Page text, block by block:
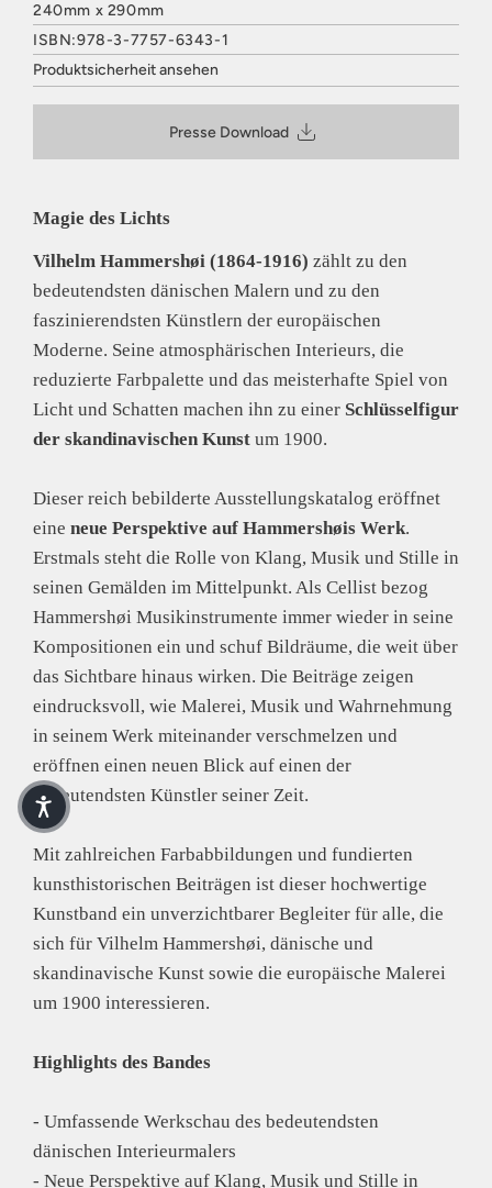
240mm x 290mm
ISBN:978-3-7757-6343-1
Produktsicherheit ansehen
HATJE CANTZ VERLAG
Deutschland
Sicherheitshinweis entsprechend Art. 9 Abs. 7 S. 2 der
GPSR
Presse Download
Magie des Lichts
Vilhelm Hammershøi (1864-1916) zählt zu den
bedeutendsten dänischen Malern und zu den
faszinierendsten Künstlern der europäischen
Moderne. Seine atmosphärischen Interieurs, die
reduzierte Farbpalette und das meisterhafte Spiel von
Licht und Schatten machen ihn zu einer Schlüsselfigur
der skandinavischen Kunst um 1900.
Dieser reich bebilderte Ausstellungskatalog eröffnet
eine neue Perspektive auf Hammershøis Werk.
Erstmals steht die Rolle von Klang, Musik und Stille in
seinen Gemälden im Mittelpunkt. Als Cellist bezog
Hammershøi Musikinstrumente immer wieder in seine
Kompositionen ein und schuf Bildräume, die weit über
das Sichtbare hinaus wirken. Die Beiträge zeigen
eindrucksvoll, wie Malerei, Musik und Wahrnehmung
in seinem Werk miteinander verschmelzen und
eröffnen einen neuen Blick auf einen der
bedeutendsten Künstler seiner Zeit.
Mit zahlreichen Farbabbildungen und fundierten
kunsthistorischen Beiträgen ist dieser hochwertige
Kunstband ein unverzichtbarer Begleiter für alle, die
sich für Vilhelm Hammershøi, dänische und
skandinavische Kunst sowie die europäische Malerei
um 1900 interessieren.
Highlights des Bandes
- Umfassende Werkschau des bedeutendsten
dänischen Interieurmalers
- Neue Perspektive auf Klang, Musik und Stille in